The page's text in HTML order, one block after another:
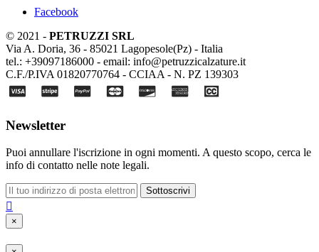
Facebook
© 2021 - PETRUZZI SRL
Via A. Doria, 36 - 85021 Lagopesole(Pz) - Italia
tel.: +39097186000 - email: info@petruzzicalzature.it
C.F./P.IVA 01820770764 - CCIAA - N. PZ 139303
Newsletter
Puoi annullare l'iscrizione in ogni momenti. A questo scopo, cerca le
info di contatto nelle note legali.
Sottoscrivi

×